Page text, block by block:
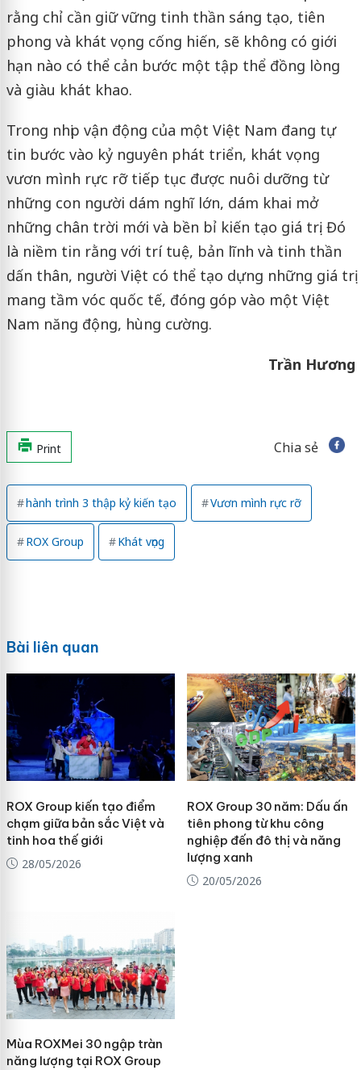
rằng chỉ cần giữ vững tinh thần sáng tạo, tiên
phong và khát vọng cống hiến, sẽ không có giới
hạn nào có thể cản bước một tập thể đồng lòng
và giàu khát khao.
Trong nhịp vận động của một Việt Nam đang tự
tin bước vào kỷ nguyên phát triển, khát vọng
vươn mình rực rỡ tiếp tục được nuôi dưỡng từ
những con người dám nghĩ lớn, dám khai mở
những chân trời mới và bền bỉ kiến tạo giá trị. Đó
là niềm tin rằng với trí tuệ, bản lĩnh và tinh thần
dấn thân, người Việt có thể tạo dựng những giá trị
mang tầm vóc quốc tế, đóng góp vào một Việt
Nam năng động, hùng cường.
Trần Hương
Print Chia sẻ
hành trình 3 thập kỷ kiến tạo Vươn mình rực rỡ
ROX Group Khát vọng
Bài liên quan
ROX Group kiến tạo điểm
chạm giữa bản sắc Việt và
tinh hoa thế giới
28/05/2026
ROX Group 30 năm: Dấu ấn
tiên phong từ khu công
nghiệp đến đô thị và năng
lượng xanh
20/05/2026
Mùa ROXMei 30 ngập tràn
năng lượng tại ROX Group